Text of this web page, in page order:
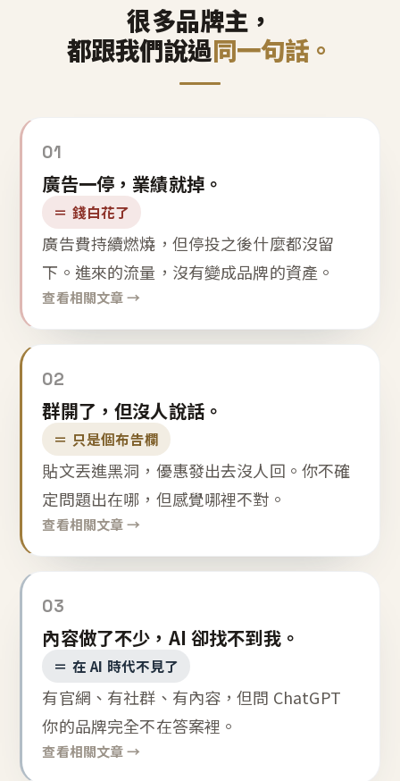
很多品牌主，
都跟我們說過同一句話。
01
廣告一停，業績就掉。
＝ 錢白花了
廣告費持續燃燒，但停投之後什麼都沒留
下。進來的流量，沒有變成品牌的資產。
查看相關文章 →
02
群開了，但沒人說話。
＝ 只是個布告欄
貼文丟進黑洞，優惠發出去沒人回。你不確
定問題出在哪，但感覺哪裡不對。
查看相關文章 →
03
內容做了不少，AI 卻找不到我。
＝ 在 AI 時代不見了
有官網、有社群、有內容，但問 ChatGPT
你的品牌完全不在答案裡。
查看相關文章 →